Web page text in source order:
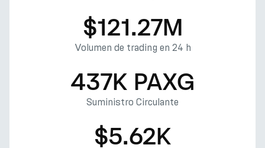
$121.27M
Volumen de trading en 24 h
437K PAXG
Suministro Circulante
$5.62K